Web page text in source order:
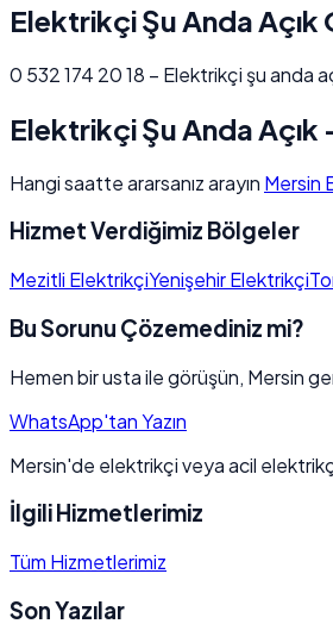
Elektrikçi Şu Anda
0 532 174 20 18 – Elektrikçi şu anda
Elektrikçi Şu Anda Açık
Hangi saatte ararsanız arayın Mersin
Hizmet Verdiğimiz Bölgeler
Mezitli ElektrikçiYenişehir Elektrikçi
Bu Sorunu Çözemediniz mi?
Hemen bir usta ile görüşün, Mersin
WhatsApp'tan Yazın
Mersin'de elektrikçi veya acil
İlgili Hizmetlerimiz
Tüm Hizmetlerimiz
Son Yazılar